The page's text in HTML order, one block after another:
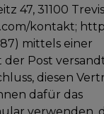
47, 31100
kontakt;
mittels einer
der Post
diesen
dafür das